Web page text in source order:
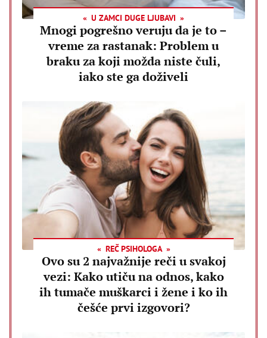
U ZAMCI DUGE LJUBAVI
Mnogi pogrešno veruju da je to –
vreme za rastanak: Problem u
braku za koji možda niste čuli,
iako ste ga doživeli
REČ PSIHOLOGA
Ovo su 2 najvažnije reči u svakoj
vezi: Kako utiču na odnos, kako
ih tumače muškarci i žene i ko ih
češće prvi izgovori?